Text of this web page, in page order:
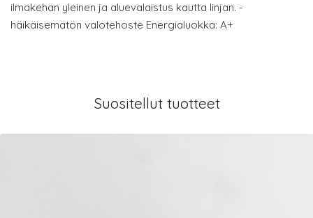
ilmakehän yleinen ja aluevalaistus kautta linjan. -
häikäisemätön valotehoste Energialuokka: A+
Suositellut tuotteet